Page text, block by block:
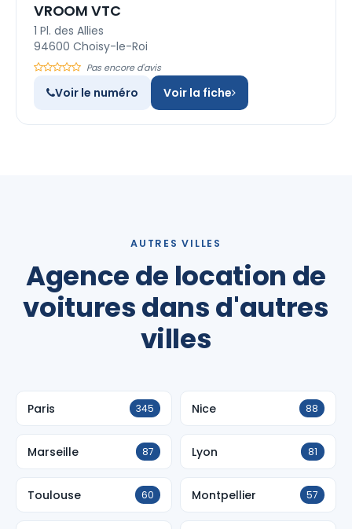
VROOM VTC
1 Pl. des Allies
94600 Choisy-le-Roi
Pas encore d'avis
Voir le numéro Voir la fiche
AUTRES VILLES
Agence de location de
voitures dans d'autres
villes
Paris 345 Nice 88
Marseille 87 Lyon 81
Toulouse 60 Montpellier 57